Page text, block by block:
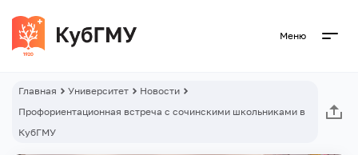
Меню
Главная Университет
Новости
Профориентационная встреча с сочинскими школьниками в
КубГМУ